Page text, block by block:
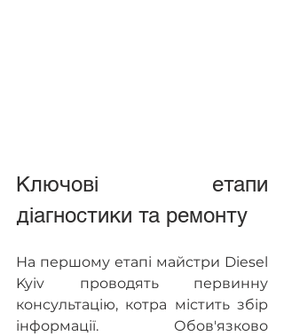
Ключові етапи
діагностики та ремонту
На першому етапі майстри Diesel
Kyiv проводять первинну
консультацію, котра містить збір
інформації. Обов'язково